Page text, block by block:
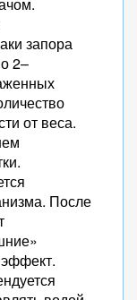
запора
2–
от веса.
После
эффект.